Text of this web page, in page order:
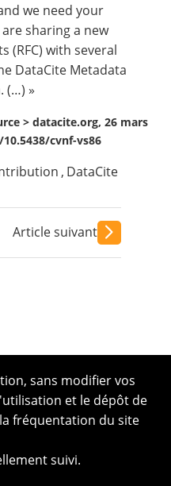
we need your
sharing a new
(RFC) with several
DataCite Metadata
(…) »
> datacite.org, 26 mars
cvnf-vs86
, DataCite
Article suivant
sans modifier vos
et le dépôt de
fréquentation du site
suivi.